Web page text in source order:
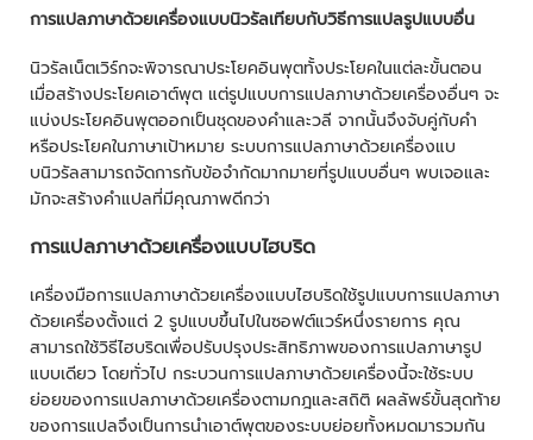
การแปลภาษาด้วยเครื่องแบบนิวรัลเทียบกับวิธีการแปลรูปแบบอื่น
นิวรัลเน็ตเวิร์กจะพิจารณาประโยคอินพุตทั้งประโยคในแต่ละขั้นตอน
เมื่อสร้างประโยคเอาต์พุต แต่รูปแบบการแปลภาษาด้วยเครื่องอื่นๆ จะ
แบ่งประโยคอินพุตออกเป็นชุดของคำและวลี จากนั้นจึงจับคู่กับคำ
หรือประโยคในภาษาเป้าหมาย ระบบการแปลภาษาด้วยเครื่องแบ
บนิวรัลสามารถจัดการกับข้อจำกัดมากมายที่รูปแบบอื่นๆ พบเจอและ
มักจะสร้างคำแปลที่มีคุณภาพดีกว่า
การแปลภาษาด้วยเครื่องแบบไฮบริด
เครื่องมือการแปลภาษาด้วยเครื่องแบบไฮบริดใช้รูปแบบการแปลภาษา
ด้วยเครื่องตั้งแต่ 2 รูปแบบขึ้นไปในซอฟต์แวร์หนึ่งรายการ คุณ
สามารถใช้วิธีไฮบริดเพื่อปรับปรุงประสิทธิภาพของการแปลภาษารูป
แบบเดียว โดยทั่วไป กระบวนการแปลภาษาด้วยเครื่องนี้จะใช้ระบบ
ย่อยของการแปลภาษาด้วยเครื่องตามกฎและสถิติ ผลลัพธ์ขั้นสุดท้าย
ของการแปลจึงเป็นการนำเอาต์พุตของระบบย่อยทั้งหมดมารวมกัน